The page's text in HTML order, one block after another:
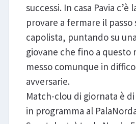
successi. In casa Pavia c’è
provare a fermare il
capolista, puntando su
giovane che fino a questo
messo comunque in
avversarie.
Match-clou di giornata è
in programma al